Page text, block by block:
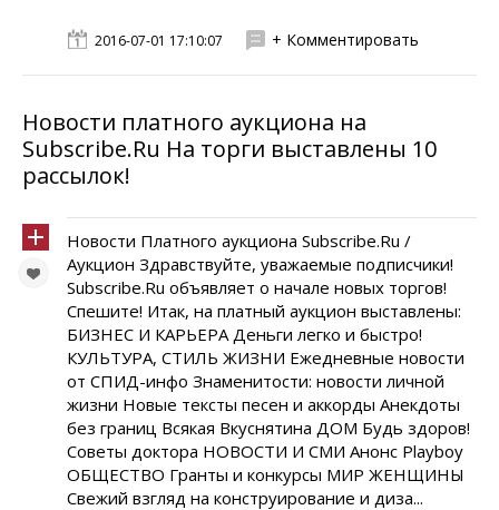
2016-07-01 17:10:07 + Комментировать
Новости платного аукциона на
Subscribe.Ru На торги выставлены 10
рассылок!
Новости Платного аукциона Subscribe.Ru /
Аукцион Здравствуйте, уважаемые подписчики!
Subscribe.Ru объявляет о начале новых торгов!
Спешите! Итак, на платный аукцион выставлены:
БИЗНЕС И КАРЬЕРА Деньги легко и быстро!
КУЛЬТУРА, СТИЛЬ ЖИЗНИ Ежедневные новости
от СПИД-инфо Знаменитости: новости личной
жизни Новые тексты песен и аккорды Анекдоты
без границ Всякая Вкуснятина ДОМ Будь здоров!
Советы доктора НОВОСТИ И СМИ Анонс Playboy
ОБЩЕСТВО Гранты и конкурсы МИР ЖЕНЩИНЫ
Свежий взгляд на конструирование и диза...